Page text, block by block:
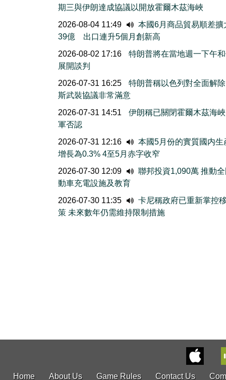
期三與伊朗達成協議以開放霍爾木茲海峽
2026-08-04 11:49
本國6月商品貿易順差擴
39億 出口連升5個月創新高
2026-08-02 17:16
特朗普將在當地週一下午
展開談判
2026-07-31 16:25
特朗普稱以色列對全面解
斯武裝協議非常滿意
2026-07-31 14:51
伊朗稱已關閉霍爾木茲海
軍否認
2026-07-31 12:16
本國5月份的實質國内生
增長為0.3% 4至5月赤字收窄
2026-07-30 12:09
聯邦投資1,090萬 推動
動車充電設施及教育
2026-07-30 11:35
卡尼稱政府已重新掌控
策 未來數年仍需維持限制措施
Home About Us Game Rules Contact Us